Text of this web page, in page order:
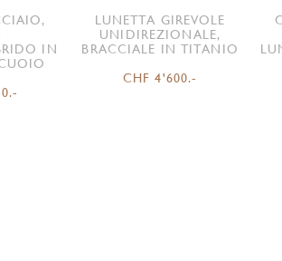
IN
LUNETTA GIREVOLE
UNIDIREZIONALE,
BRACCIALE IN TITANIO
CHF 4'600.-